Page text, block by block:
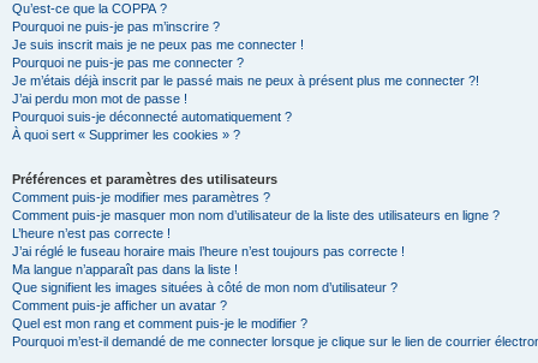
Qu’est-ce que la COPPA ?
Pourquoi ne puis-je pas m’inscrire ?
Je suis inscrit mais je ne peux pas me connecter !
Pourquoi ne puis-je pas me connecter ?
Je m’étais déjà inscrit par le passé mais ne peux à présent plus me connecter ?!
J’ai perdu mon mot de passe !
Pourquoi suis-je déconnecté automatiquement ?
À quoi sert « Supprimer les cookies » ?
Préférences et paramètres des utilisateurs
Comment puis-je modifier mes paramètres ?
Comment puis-je masquer mon nom d’utilisateur de la liste des utilisateurs en ligne ?
L’heure n’est pas correcte !
J’ai réglé le fuseau horaire mais l’heure n’est toujours pas correcte !
Ma langue n’apparaît pas dans la liste !
Que signifient les images situées à côté de mon nom d’utilisateur ?
Comment puis-je afficher un avatar ?
Quel est mon rang et comment puis-je le modifier ?
Pourquoi m’est-il demandé de me connecter lorsque je clique sur le lien de courrier